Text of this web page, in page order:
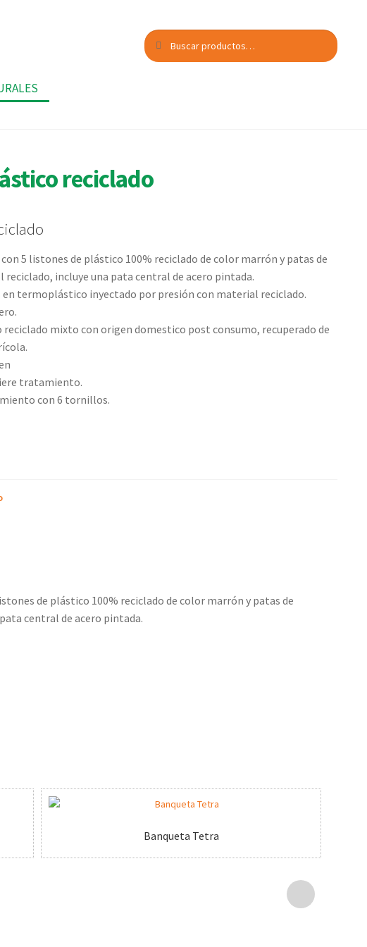
Buscar
por:
Buscar
reciclado
5 listones de plástico 100% reciclado de color marrón y patas de
incluye una pata central de acero pintada.
en termoplástico inyectado por presión con material reciclado.
mixto con origen domestico post consumo, recuperado de
tratamiento.
con 6 tornillos.
de plástico 100% reciclado de color marrón y patas de
central de acero pintada.
Banqueta Tetra